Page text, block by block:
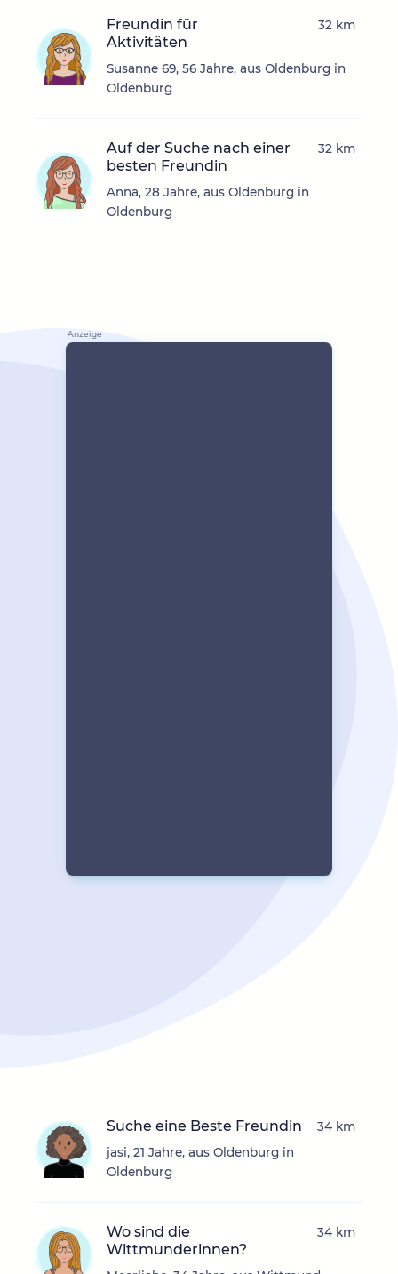
Freundin für
Aktivitäten
Susanne 69, 56 Jahre, aus Oldenburg in
Oldenburg
32 km
Auf der Suche nach einer
besten Freundin
Anna, 28 Jahre, aus Oldenburg in
Oldenburg
32 km
Suche eine Beste Freundin
jasi, 21 Jahre, aus Oldenburg in
Oldenburg
34 km
Wo sind die
Wittmunderinnen?
34 km